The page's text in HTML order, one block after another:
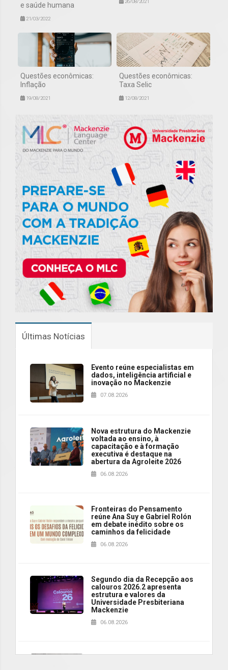
e saúde humana
21/03/2022
26/08/2021
Questões econômicas:
Inflação
19/08/2021
Questões econômicas:
Taxa Selic
12/08/2021
Últimas Notícias
Evento reúne especialistas em
dados, inteligência artificial e
inovação no Mackenzie
07.08.2026
Nova estrutura do Mackenzie
voltada ao ensino, à
capacitação e à formação
executiva é destaque na
abertura da Agroleite 2026
06.08.2026
Fronteiras do Pensamento
reúne Ana Suy e Gabriel Rolón
em debate inédito sobre os
caminhos da felicidade
06.08.2026
Segundo dia da Recepção aos
calouros 2026.2 apresenta
estrutura e valores da
Universidade Presbiteriana
Mackenzie
06.08.2026
Nova apresentação do Centro